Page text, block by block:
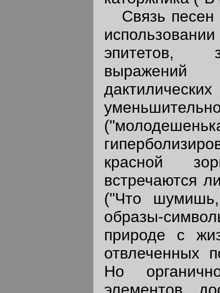
Связь песен
эпитетов,
красной
встречаются
("Что
образы-
природе с
отвлеченных
Но